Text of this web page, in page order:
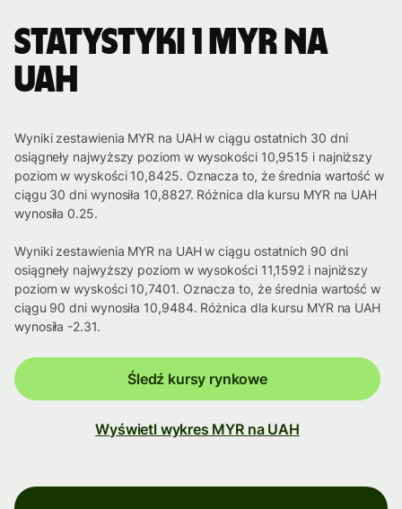
Statystyki 1 MYR na
UAH
Wyniki zestawienia MYR na UAH w ciągu ostatnich 30 dni
osiągneły najwyższy poziom w wysokości 10,9515 i najniższy
poziom w wyskości 10,8425. Oznacza to, że średnia wartość w
ciągu 30 dni wynosiła 10,8827. Różnica dla kursu MYR na UAH
wynosiła 0.25.
Wyniki zestawienia MYR na UAH w ciągu ostatnich 90 dni
osiągneły najwyższy poziom w wysokości 11,1592 i najniższy
poziom w wyskości 10,7401. Oznacza to, że średnia wartość w
ciągu 90 dni wynosiła 10,9484. Różnica dla kursu MYR na UAH
wynosiła -2.31.
Śledź kursy rynkowe
Wyświetl wykres MYR na UAH